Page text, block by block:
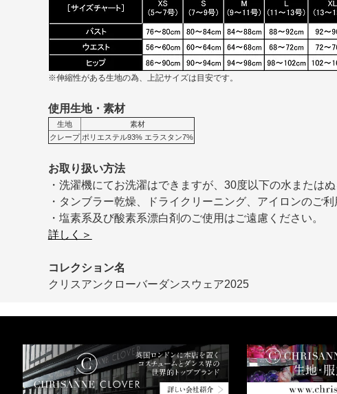
※伸縮性がある生地の為、上記サイズは目安です。
使用生地・素材
生地
素材
クレープ ポリエステル93% エラスタン7%
お取り扱い方法
・洗濯機にてお洗濯はできますが、30度以下の水または
・タンブラー乾燥、ドライクリーニング、アイロンのご利
・塩素系及び酸素系漂白剤のご使用はご遠慮ください。
詳しく＞
コレクション名
クリスアンクローバーダンスウェア2025